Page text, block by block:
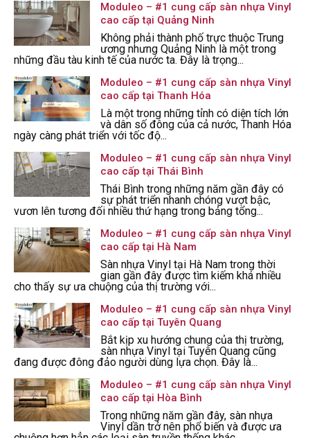
Moduleo – #1 cung cấp sàn nhựa Vinyl
cao cấp tại Quảng Ninh
Không phải thành phố trực thuộc Trung
ương nhưng Quảng Ninh là một trong
những đầu tàu kinh tế của nước ta. Đây là trọng...
Moduleo – #1 cung cấp sàn nhựa Vinyl
cao cấp tại Thanh Hóa
Là một trong những tỉnh có diện tích lớn
và dân số đông của cả nước, Thanh Hóa
ngày càng phát triển với tốc độ...
Moduleo – #1 cung cấp sàn nhựa Vinyl
cao cấp tại Thái Bình
Thái Bình trong những năm gần đây có
sự phát triển nhanh chóng vượt bậc,
vươn lên tương đối nhiều thứ hạng trong bảng tổng...
Moduleo – #1 cung cấp sàn nhựa Vinyl
cao cấp tại Hà Nam
Sàn nhựa Vinyl tại Hà Nam trong thời
gian gần đây được tìm kiếm khá nhiều
cho thấy sự ưa chuộng của thị trường với...
Moduleo – #1 cung cấp sàn nhựa Vinyl
cao cấp tại Tuyên Quang
Bắt kịp xu hướng chung của thị trường,
sàn nhựa Vinyl tại Tuyên Quang cũng
đang được đông đảo người dùng lựa chọn. Đây là...
Moduleo – #1 cung cấp sàn nhựa Vinyl
cao cấp tại Hòa Bình
Trong những năm gần đây, sàn nhựa
Vinyl dần trở nên phổ biến và được ưa